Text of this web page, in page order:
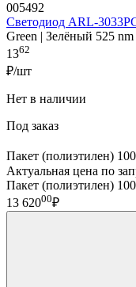
005492
Светодиод ARL-
Green | Зелёный 525 nm
1362
₽/шт
Нет в наличии
Под заказ
Пакет (полиэтилен)
Актуальная цена по
Пакет (полиэтилен)
13 62000₽